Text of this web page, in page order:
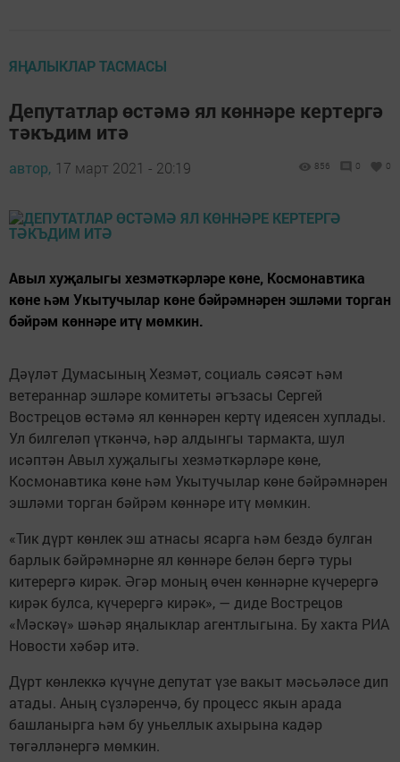
ЯҢАЛЫКЛАР ТАСМАСЫ
Депутатлар өстәмә ял көннәре кертергә
тәкъдим итә
автор, 17 март 2021 - 20:19 856 0 0
Авыл хуҗалыгы хезмәткәрләре көне, Космонавтика
көне һәм Укытучылар көне бәйрәмнәрен эшләми торган
бәйрәм көннәре итү мөмкин.
Дәүләт Думасының Хезмәт, социаль сәясәт һәм
ветераннар эшләре комитеты әгъзасы Сергей
Вострецов өстәмә ял көннәрен кертү идеясен хуплады.
Ул билгеләп үткәнчә, һәр алдынгы тармакта, шул
исәптән Авыл хуҗалыгы хезмәткәрләре көне,
Космонавтика көне һәм Укытучылар көне бәйрәмнәрен
эшләми торган бәйрәм көннәре итү мөмкин.
«Тик дүрт көнлек эш атнасы ясарга һәм бездә булган
барлык бәйрәмнәрне ял көннәре белән бергә туры
китерергә кирәк. Әгәр моның өчен көннәрне күчерергә
кирәк булса, күчерергә кирәк», — диде Вострецов
«Мәскәү» шәһәр яңалыклар агентлыгына. Бу хакта РИА
Новости хәбәр итә.
Дүрт көнлеккә күчүне депутат үзе вакыт мәсьәләсе дип
атады. Аның сүзләренчә, бу процесс якын арада
башланырга һәм бу уньеллык ахырына кадәр
төгәлләнергә мөмкин.